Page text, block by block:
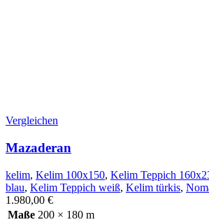
Vergleichen
Mazaderan
kelim, Kelim 100x150, Kelim Teppich
blau, Kelim Teppich weiß, Kelim türkis,
1.980,00 €
Maße 200 × 180 m